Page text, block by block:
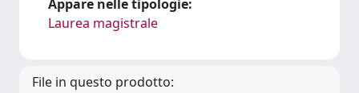
Appare nelle tipologie:
Laurea magistrale
File in questo prodotto: